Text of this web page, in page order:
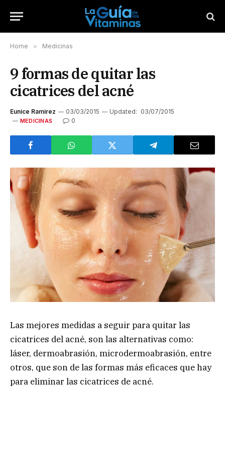
Home » Medicinas
9 formas de quitar las
cicatrices del acné
Eunice Ramirez 03/03/2015 Updated: 03/07/2015
MEDICINAS 0
Las mejores medidas a seguir para quitar las
cicatrices del acné, son las alternativas como:
láser, dermoabrasión, microdermoabrasión, entre
otros, que son de las formas más eficaces que hay
para eliminar las cicatrices de acné.